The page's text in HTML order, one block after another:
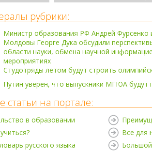
рубрики:
Министр образования РФ Андрей Фурсенко
Молдовы Георге Дука обсудили
области науки, обмена научной
мероприятиях
Студотряды летом будут строить
Путин уверен, что выпускники МГЮА будут
статьи на портале:
в образовании
русского языка
Все для
Большой